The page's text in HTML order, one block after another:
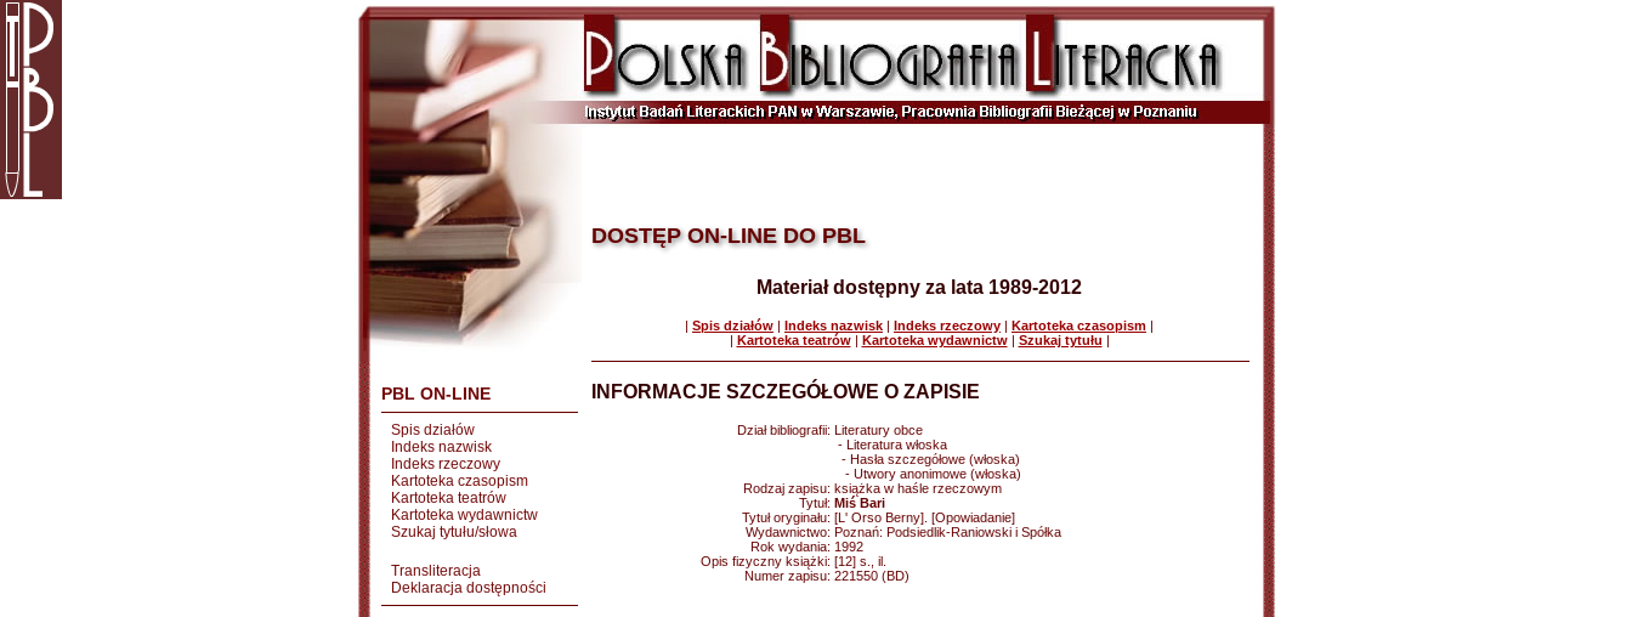
PBL ON-LINE
Spis działów
Indeks nazwisk
Indeks rzeczowy
Kartoteka czasopism
Kartoteka teatrów
Kartoteka wydawnictw
Szukaj tytułu/słowa
Transliteracja
Deklaracja dostępności
DOSTĘP ON-LINE DO PBL
Materiał dostępny za lata 1989-2012
| Spis działów | Indeks nazwisk | Indeks rzeczowy | Kartoteka czasopism |
| Kartoteka teatrów| Kartoteka wydawnictw| Szukaj tytułu |
INFORMACJE SZCZEGÓŁOWE O ZAPISIE
Dział bibliografii: Literatury obce
- Literatura włoska
- Hasła szczegółowe (włoska)
- Utwory anonimowe (włoska)
Rodzaj zapisu: książka w haśle rzeczowym
Tytuł: Miś Bari
Tytuł oryginału: [L' Orso Berny]. [Opowiadanie]
Wydawnictwo: Poznań: Podsiedlik-Raniowski i Spółka
Rok wydania: 1992
Opis fizyczny książki: [12] s., il.
Numer zapisu: 221550 (BD)